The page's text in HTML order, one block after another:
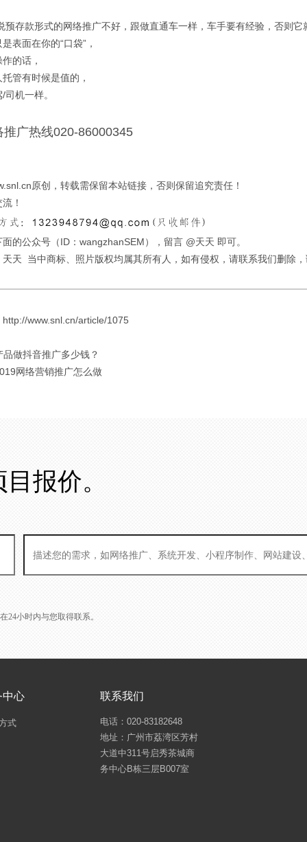
预存款形式的网络推广不好，跟做直通车一样，车手要有经验，否则它
表面在你的“口袋”，
的话，
管有时候是值的，
机一样。
推广热线020-86000345
原创，转载需保留本站链接，否则保留追究责任！
！
的公众号（ID：wangzhanSEM），留言 @天天 即可。
天天 当中商标、照片版权均属其所有人，如有侵权，请联系我们删除
http://www.snl.cn/article/1075
品做抖音推广多少钱？
网络营销推广怎么做
报价。
24小时内与您取得联系。
中心
式
联系我们
电话：020-83182648
地址：广州市荔湾区芳村
大道中311号启秀茶城商
务中心B栋三层B007室